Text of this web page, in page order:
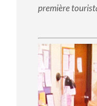
première